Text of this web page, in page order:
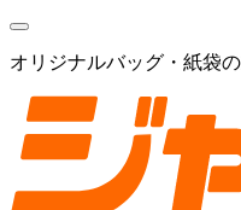
オリジナルバッグ・紙袋